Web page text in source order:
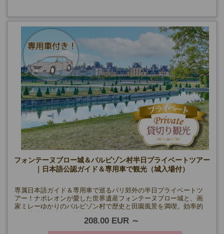
フォンテーヌブロー城＆バルビゾン村半日プライベートツアー
｜日本語公認ガイド＆専用車で観光（城入場付）
専属日本語ガイド＆専用車で巡るパリ郊外の半日プライベートツ
アー！ナポレオンが愛した世界遺産フォンテーヌブロー城と、画
家ミレーゆかりのバルビゾン村で歴史と田園風景を満喫。効率的
208.00 EUR